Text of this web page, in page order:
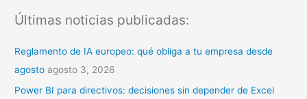
c
Últimas noticias publicadas:
Reglamento de IA europeo: qué obliga a tu empresa desde
agosto agosto 3, 2026
Power BI para directivos: decisiones sin depender de Excel